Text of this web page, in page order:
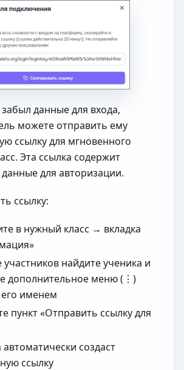
данные для входа,
можете отправить ему
ссылку для мгновенного
Эта ссылка содержит
для авторизации.
ссылку:
в нужный класс → вкладка
участников найдите ученика и
дополнительное меню (⋮)
именем
пункт «Отправить ссылку для
создаст
ссылку